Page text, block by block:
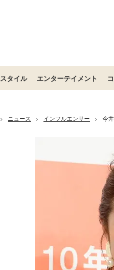
スタイル エンターテイメント
> ニュース > インフルエンサー > 今